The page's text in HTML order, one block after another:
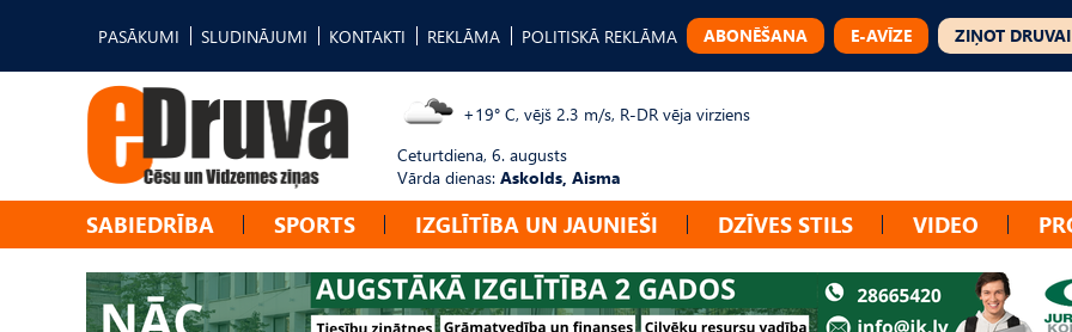
PASĀKUMI SLUDINĀJUMI KONTAKTI REKLĀMA POLITISKĀ REKLĀMA ABONĒŠANA E-AVĪZE ZIŅOT DRUVAI
+19° C, vējš 2.3 m/s, R-DR vēja virziens
Ceturtdiena, 6. augusts
Vārda dienas: Askolds, Aisma
SABIEDRĪBA SPORTS IZGLĪTĪBA UN JAUNIEŠI DZĪVES STILS VIDEO